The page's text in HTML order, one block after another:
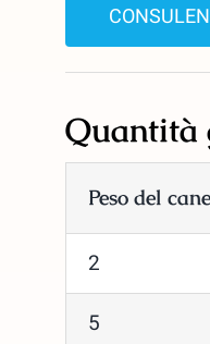
Quantità
Peso del
2
5